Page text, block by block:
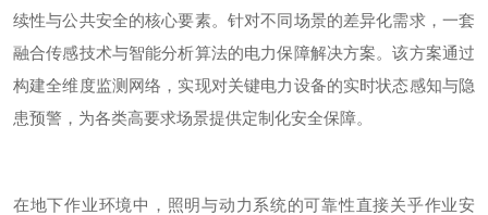
续性与公共安全的核心要素。针对不同场景的差异化需求，一套
融合传感技术与智能分析算法的电力保障解决方案。该方案通过
构建全维度监测网络，实现对关键电力设备的实时状态感知与隐
患预警，为各类高要求场景提供定制化安全保障。
在地下作业环境中，照明与动力系统的可靠性直接关乎作业安